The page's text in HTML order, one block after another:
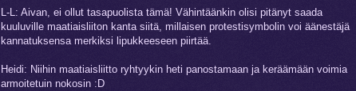
L-L: Aivan, ei ollut tasapuolista tämä! Vähintäänkin olisi pitänyt saada
kuuluville maatiaisliiton kanta siitä, millaisen protestisymbolin voi äänestäjä
kannatuksensa merkiksi lipukkeeseen piirtää.
Heidi: Niihin maatiaisliitto ryhtyykin heti panostamaan ja keräämään voimia
armoitetuin nokosin :D